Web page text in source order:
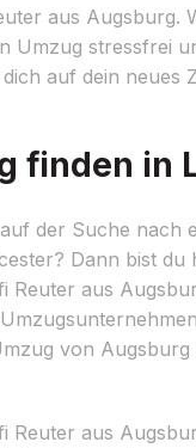
aus Augsburg.
Umzug stressfrei
auf dein neues
finden in
der Suche nach
Dann bist du
Reuter aus
von Augsburg
Reuter aus